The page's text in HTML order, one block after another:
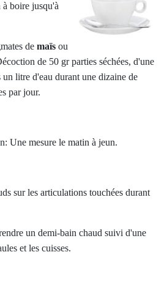
boire jusqu'à
de maïs ou
de 50 gr parties séchées, d'une
un litre d'eau durant une dizaine de
par jour.
Une mesure le matin à jeun.
sur les articulations touchées durant
un demi-bain chaud suivi d'une
et les cuisses.